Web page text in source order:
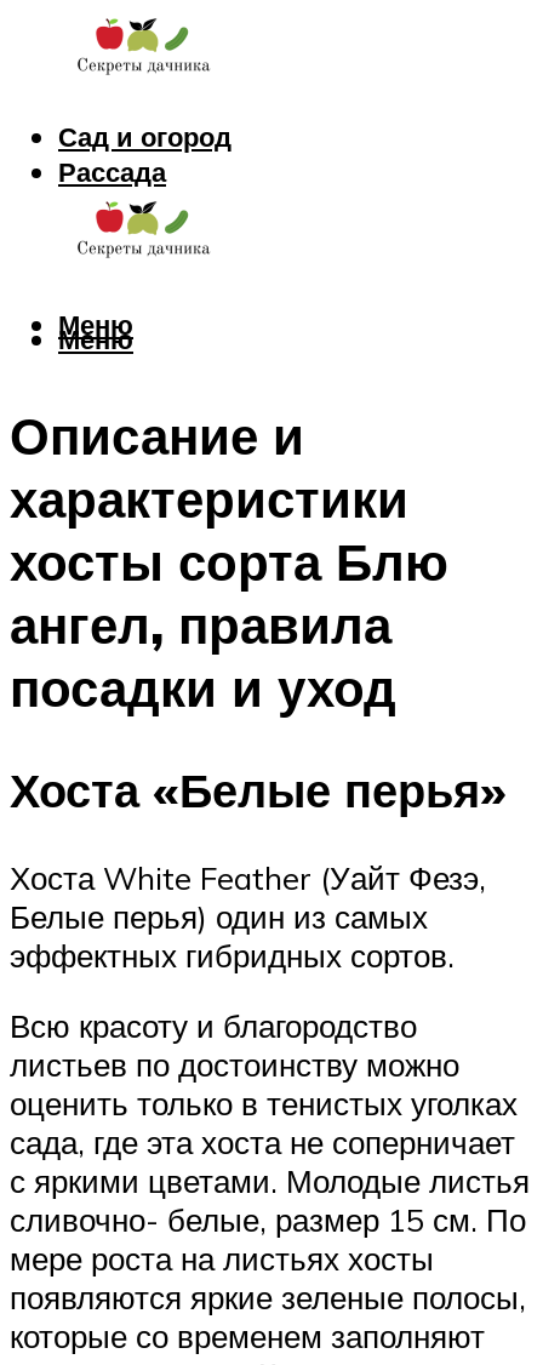
Сад и огород
Рассада
Цветы
Заготовки
Меню
Меню
Описание и
характеристики
хосты сорта Блю
ангел, правила
посадки и уход
Хоста «Белые перья»
Хоста White Feather (Уайт Фезэ,
Белые перья) один из самых
эффектных гибридных сортов.
Всю красоту и благородство
листьев по достоинству можно
оценить только в тенистых уголках
сада, где эта хоста не соперничает
с яркими цветами. Молодые листья
сливочно- белые, размер 15 см. По
мере роста на листьях хосты
появляются яркие зеленые полосы,
которые со временем заполняют